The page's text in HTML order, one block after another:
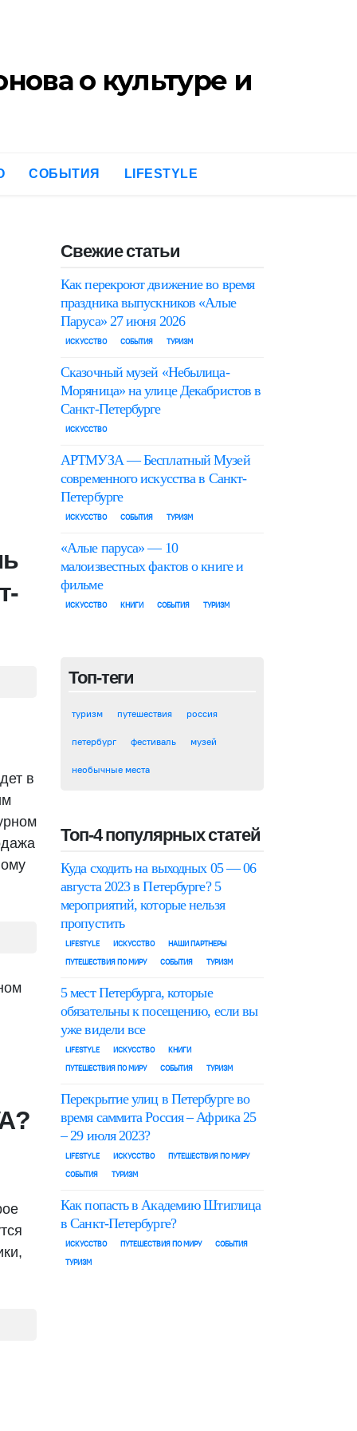
о культуре и
СОБЫТИЯ LIFESTYLE
в
Свежие статьи
Как перекроют движение во время
праздника выпускников «Алые
Паруса» 27 июня 2026
ИСКУССТВО СОБЫТИЯ ТУРИЗМ
Сказочный музей «Небылица-
Моряница» на улице Декабристов в
Санкт-Петербурге
ИСКУССТВО
АРТМУЗА — Бесплатный Музей
современного искусства в Санкт-
Петербурге
ИСКУССТВО СОБЫТИЯ ТУРИЗМ
«Алые паруса» — 10
малоизвестных фактов о книге и
фильме
ИСКУССТВО КНИГИ СОБЫТИЯ ТУРИЗМ
Топ-теги
туризм путешествия россия
петербург фестиваль музей
необычные места
Топ-4 популярных статей
Куда сходить на выходных 05 — 06
августа 2023 в Петербурге? 5
мероприятий, которые нельзя
пропустить
LIFESTYLE ИСКУССТВО НАШИ ПАРТНЕРЫ
ПУТЕШЕСТВИЯ ПО МИРУ СОБЫТИЯ ТУРИЗМ
5 мест Петербурга, которые
обязательны к посещению, если вы
уже видели все
LIFESTYLE ИСКУССТВО КНИГИ
ПУТЕШЕСТВИЯ ПО МИРУ СОБЫТИЯ ТУРИЗМ
Перекрытие улиц в Петербурге во
время саммита Россия – Африка 25
– 29 июля 2023?
LIFESTYLE ИСКУССТВО ПУТЕШЕСТВИЯ ПО МИРУ
СОБЫТИЯ ТУРИЗМ
Как попасть в Академию Штиглица
в Санкт-Петербурге?
ИСКУССТВО ПУТЕШЕСТВИЯ ПО МИРУ СОБЫТИЯ
ТУРИЗМ